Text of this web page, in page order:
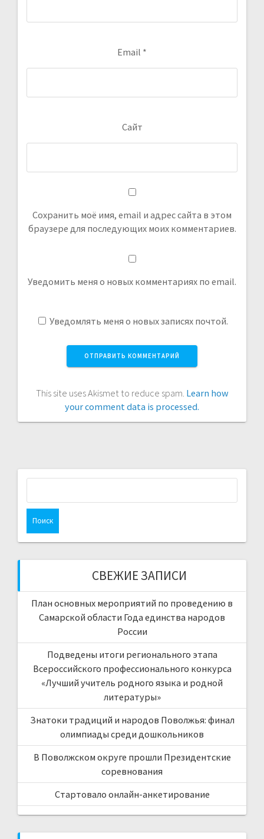
Email *
Сайт
Сохранить моё имя, email и адрес сайта в этом
браузере для последующих моих комментариев.
Уведомить меня о новых комментариях по email.
Уведомлять меня о новых записях почтой.
This site uses Akismet to reduce spam. Learn how
your comment data is processed.
СВЕЖИЕ ЗАПИСИ
План основных мероприятий по проведению в
Самарской области Года единства народов
России
Подведены итоги регионального этапа
Всероссийского профессионального конкурса
«Лучший учитель родного языка и родной
литературы»
Знатоки традиций и народов Поволжья: финал
олимпиады среди дошкольников
В Поволжском округе прошли Президентские
соревнования
Стартовало онлайн-анкетирование